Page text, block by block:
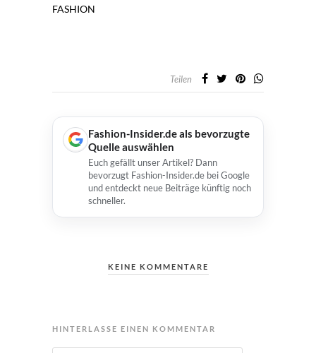
FASHION
Teilen
Fashion-Insider.de als bevorzugte
Quelle auswählen
Euch gefällt unser Artikel? Dann
bevorzugt Fashion-Insider.de bei Google
und entdeckt neue Beiträge künftig noch
schneller.
KEINE KOMMENTARE
HINTERLASSE EINEN KOMMENTAR